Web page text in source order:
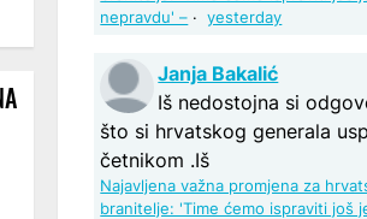
nepravdu' – ·yesterday
Janja Bakalić
Iš nedostojna si
što si hrvatskog generala
četnikom .Iš
Najavljena važna promjena za
branitelje: 'Time ćemo ispraviti još